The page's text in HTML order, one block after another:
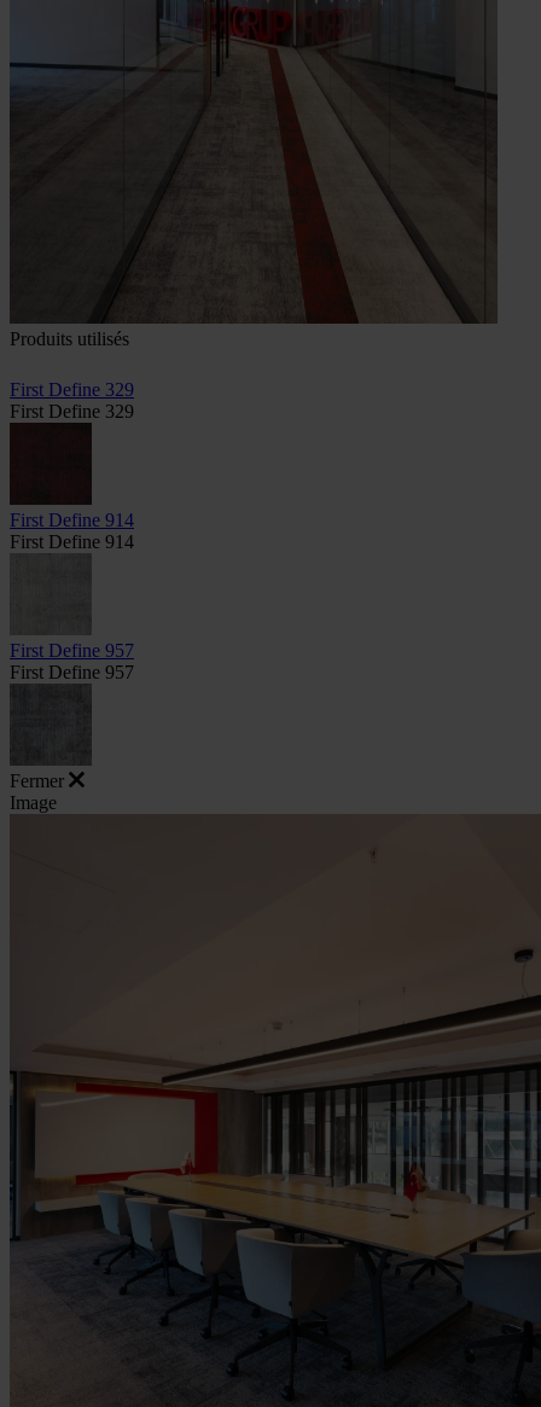
Produits utilisés
First Define 329
First Define 329
First Define 914
First Define 914
First Define 957
First Define 957
Fermer
Image